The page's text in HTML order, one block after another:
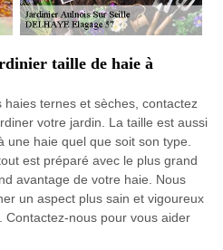
taille de haie à
ternes et sèches, contactez
votre jardin. La taille est aussi
une haie quel que soit son type.
est préparé avec le plus grand
avantage de votre haie. Nous
un aspect plus sain et vigoureux
Contactez-nous pour vous aider